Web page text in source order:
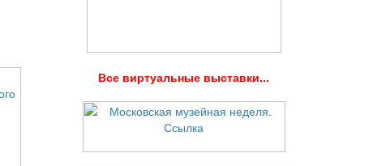
Все виртуальные выставки...